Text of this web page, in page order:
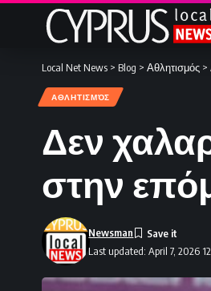
Local Net News > Blog > Αθλητισμός >
ΑΘΛΗΤΙΣΜΌΣ
Δεν
στην
Last updated: April 7, 2026
Newsman